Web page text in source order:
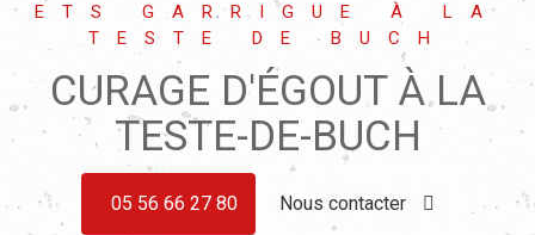
ETS GARRIGUE À LA
TESTE DE BUCH
CURAGE D'ÉGOUT À LA
TESTE-DE-BUCH
05 56 66 27 80 Nous contacter